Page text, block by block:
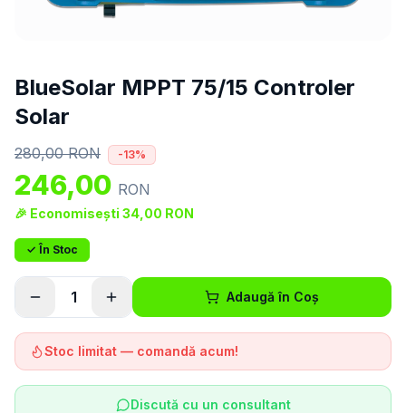
BlueSolar MPPT 75/15 Controler
Solar
280,00RON -13%
246,00 RON
🎉 Economisești 34,00 RON
✓ În Stoc
1 Adaugă în Coș
Stoc limitat — comandă acum!
Discută cu un consultant